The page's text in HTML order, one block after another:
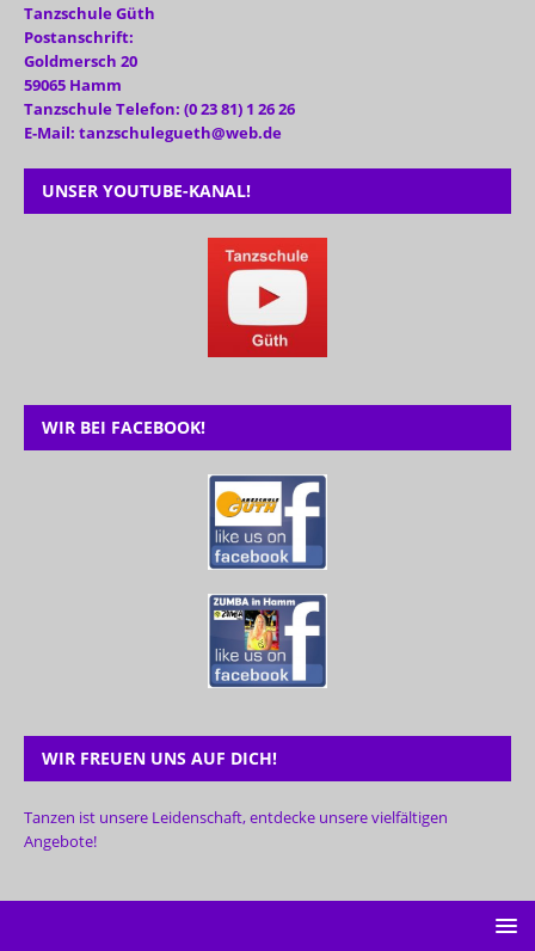
Tanzschule Güth
Postanschrift:
Goldmersch 20
59065 Hamm
Tanzschule Telefon: (0 23 81) 1 26 26
E-Mail: tanzschulegueth@web.de
UNSER YOUTUBE-KANAL!
WIR BEI FACEBOOK!
WIR FREUEN UNS AUF DICH!
Tanzen ist unsere Leidenschaft, entdecke unsere vielfältigen
Angebote!